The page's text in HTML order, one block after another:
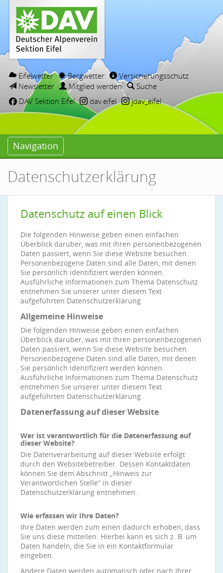
Eifelwetter Bergwetter
Versicherungsschutz
Newsletter
Mitglied werden
Suche
DAV Sektion Eifel
dav.eifel jdav_eifel
Navigation
Datenschutzerklärung
Datenschutz auf einen Blick
Die folgenden Hinweise geben einen einfachen
Überblick darüber, was mit Ihren personenbezogenen
Daten passiert, wenn Sie diese Website besuchen.
Personenbezogene Daten sind alle Daten, mit denen
Sie persönlich identifiziert werden können.
Ausführliche Informationen zum Thema Datenschutz
entnehmen Sie unserer unter diesem Text
aufgeführten Datenschutzerklärung.
Allgemeine Hinweise
Die folgenden Hinweise geben einen einfachen
Überblick darüber, was mit Ihren personenbezogenen
Daten passiert, wenn Sie diese Website besuchen.
Personenbezogene Daten sind alle Daten, mit denen
Sie persönlich identifiziert werden können.
Ausführliche Informationen zum Thema Datenschutz
entnehmen Sie unserer unter diesem Text
aufgeführten Datenschutzerklärung.
Datenerfassung auf dieser Website
Wer ist verantwortlich für die Datenerfassung auf
dieser Website?
Die Datenverarbeitung auf dieser Website erfolgt
durch den Websitebetreiber. Dessen Kontaktdaten
können Sie dem Abschnitt „Hinweis zur
Verantwortlichen Stelle“ in dieser
Datenschutzerklärung entnehmen.
Wie erfassen wir Ihre Daten?
Ihre Daten werden zum einen dadurch erhoben, dass
Sie uns diese mitteilen. Hierbei kann es sich z. B. um
Daten handeln, die Sie in ein Kontaktformular
eingeben.
Andere Daten werden automatisch oder nach Ihrer